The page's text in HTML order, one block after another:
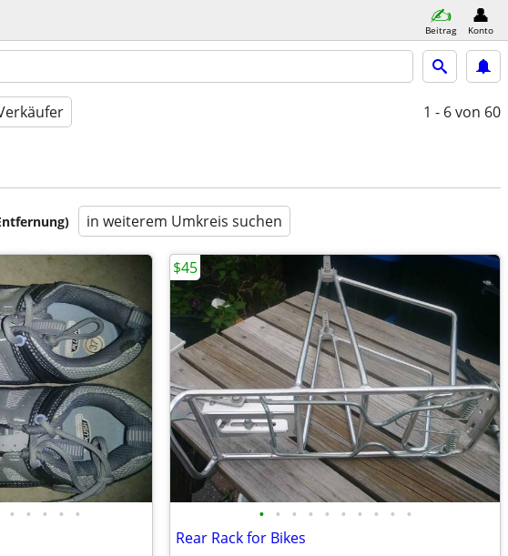
Beitrag Konto
1 - 6von 60
in weiterem Umkreis suchen
• • • • • • • • • • • • • • •
Rear Rack for Bikes
$45